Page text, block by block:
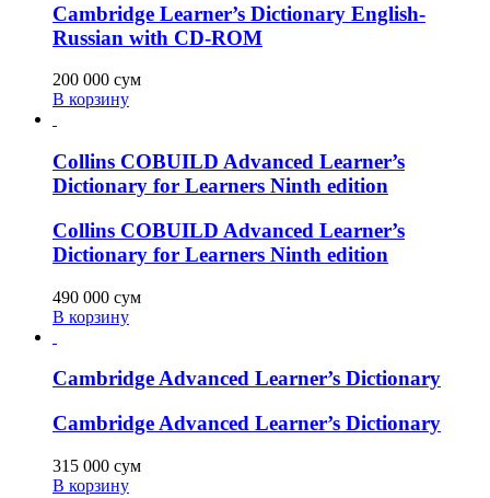
Cambridge Learner’s Dictionary English-
Russian with CD-ROM
200 000 сум
В корзину
Collins COBUILD Advanced Learner’s
Dictionary for Learners Ninth edition
Collins COBUILD Advanced Learner’s
Dictionary for Learners Ninth edition
490 000 сум
В корзину
Cambridge Advanced Learner’s Dictionary
Cambridge Advanced Learner’s Dictionary
315 000 сум
В корзину